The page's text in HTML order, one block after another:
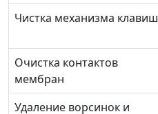
Чистка механизма клавиш
Очистка контактов
мембран
Удаление ворсинок и